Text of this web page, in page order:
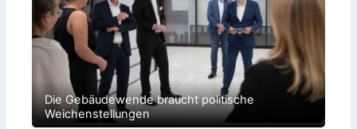
Die Gebäudewende braucht politische
Weichenstellungen